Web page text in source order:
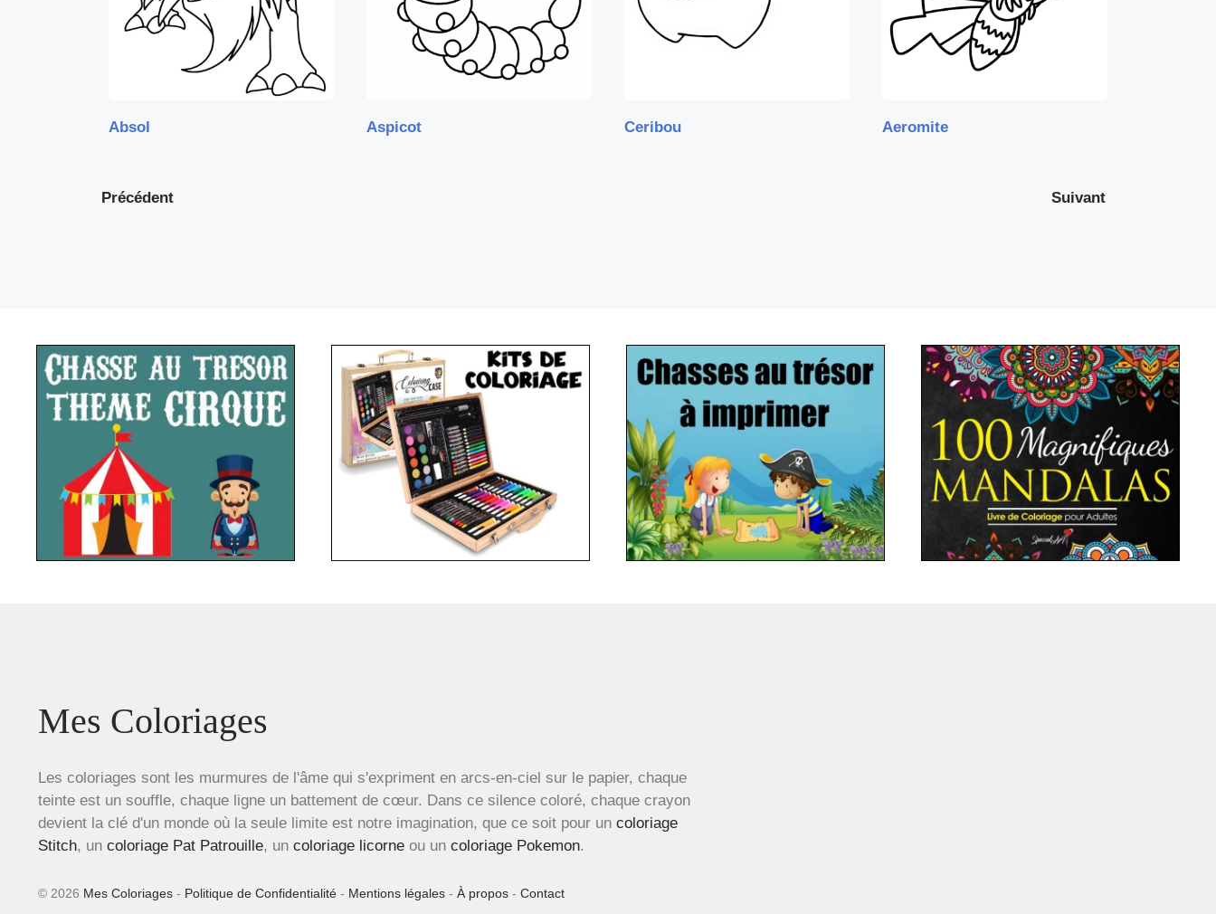
Absol Aspicot Ceribou Aeromite
Précédent Suivant
Mes Coloriages
Les coloriages sont les murmures de l'âme qui s'expriment en arcs-en-ciel sur le papier, chaque
teinte est un souffle, chaque ligne un battement de cœur. Dans ce silence coloré, chaque crayon
devient la clé d'un monde où la seule limite est notre imagination, que ce soit pour un coloriage
Stitch, un coloriage Pat Patrouille, un coloriage licorne ou un coloriage Pokemon.
© 2026 Mes Coloriages - Politique de Confidentialité - Mentions légales - À propos - Contact